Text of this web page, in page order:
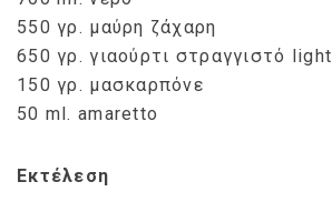
550 γρ. μαύρη ζάχαρη
650 γρ. γιαούρτι στραγγιστό light
150 γρ. μασκαρπόνε
50 ml. amaretto
Εκτέλεση